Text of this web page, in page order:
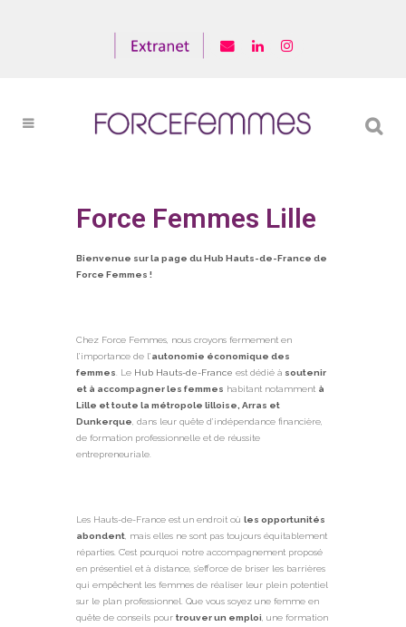
Force Femmes Lille
Bienvenue sur la page du Hub Hauts-de-France de
Force Femmes !
Chez Force Femmes, nous croyons fermement en
l’importance de l’autonomie économique des
femmes . L e Hub Hauts-de-France est dédié à soutenir
et à accompagner les femmes habitant notamment à
Lille et toute la métropole lilloise, Arras et
Dunkerque , dans leur quête d’indépendance financière,
de formation professionnelle et de réussite
entrepreneuriale.
Les Hauts-de-France est un endroit où les opportunités
abondent , mais elles ne sont pas toujours équitablement
réparties. C’est pourquoi notre accompagnement proposé
en présentiel et à distance, s’efforce de briser les barrières
qui empêchent les femmes de réaliser leur plein potentiel
sur le plan professionnel. Que vous soyez une femme en
quête de conseils pour trouver un emploi , une formation